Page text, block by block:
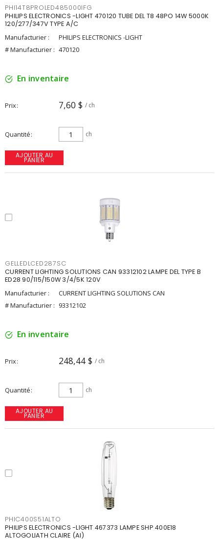
PHI14T8PROLED485000IFG
PHILIPS ELECTRONICS -LIGHT 470120 TUBE DEL T8 48PO 14W 5000K
120/277/347V TYPE A/C
Manufacturier :
PHILIPS ELECTRONICS -LIGHT
# Manufacturier : 470120
En inventaire
Prix 7,60 $ / ch
Quantité ch
AJOUTER AU
PANIER
GELLEDLCED287SC
CURRENT LIGHTING SOLUTIONS CAN 93312102 LAMPE DEL TYPE B
ED28 90/115/150W 3/4/5K 120V
Manufacturier :
CURRENT LIGHTING SOLUTIONS CAN
# Manufacturier : 93312102
En inventaire
Prix 248,44 $ / ch
Quantité ch
AJOUTER AU
PANIER
PHIC400S51ALTO
PHILIPS ELECTRONICS -LIGHT 467373 LAMPE SHP 400E18
ALTOGOLIATH CLAIRE (AI)